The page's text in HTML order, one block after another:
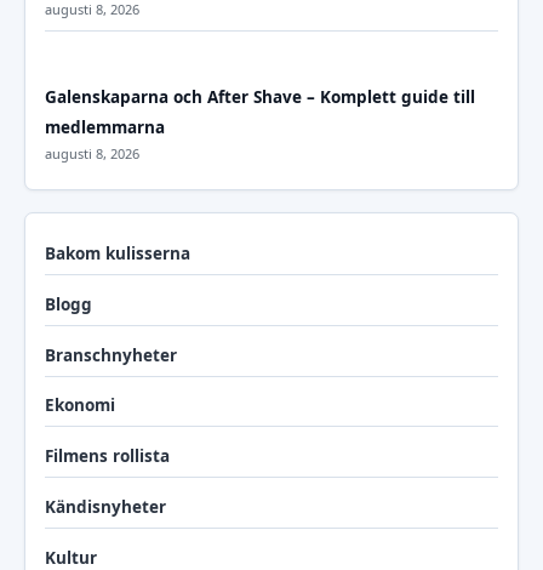
augusti 8, 2026
Galenskaparna och After Shave – Komplett guide till
medlemmarna
augusti 8, 2026
Bakom kulisserna
Blogg
Branschnyheter
Ekonomi
Filmens rollista
Kändisnyheter
Kultur